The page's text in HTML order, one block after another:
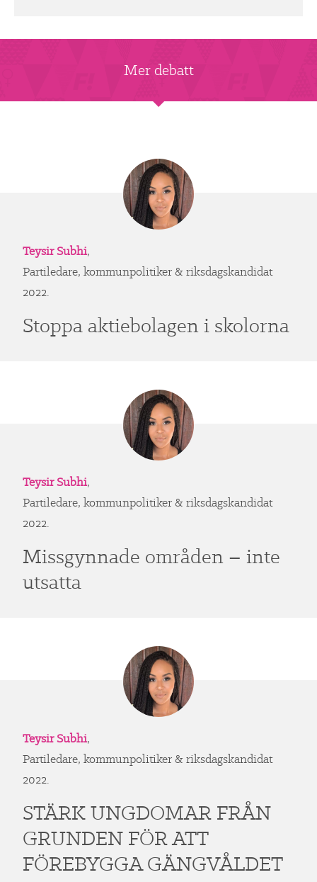
Mer debatt
Teysir Subhi,
Partiledare, kommunpolitiker & riksdagskandidat
2022.
Stoppa aktiebolagen i skolorna
Teysir Subhi,
Partiledare, kommunpolitiker & riksdagskandidat
2022.
Missgynnade områden – inte
utsatta
Teysir Subhi,
Partiledare, kommunpolitiker & riksdagskandidat
2022.
STÄRK UNGDOMAR FRÅN
GRUNDEN FÖR ATT
FÖREBYGGA GÄNGVÅLDET